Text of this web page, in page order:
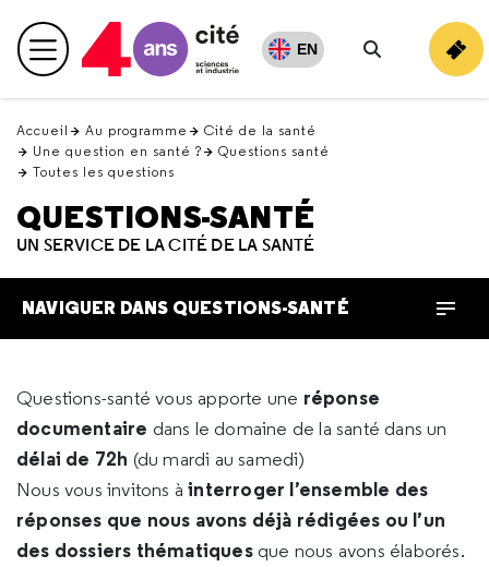
en
haut Menu principal EN
Rechercher
Accueil Au programme
Cité de la santé
Une question en santé ?
Questions santé
Toutes les questions
QUESTIONS-SANTÉ
UN SERVICE DE LA CITÉ DE LA SANTÉ
NAVIGUER DANS QUESTIONS-SANTÉ
Questions-santé vous apporte une réponse
documentaire dans le domaine de la santé dans un
délai de 72h (du mardi au samedi)
Nous vous invitons àinterroger l’ensemble des
réponses que nous avons déjà rédigées ou l’un
des dossiers thématiques que nous avons élaborés.